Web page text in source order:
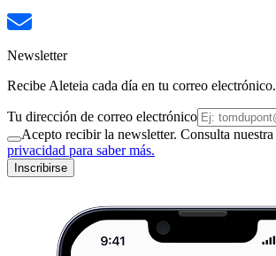
Newsletter
Recibe Aleteia cada día en tu correo electrónico.
Tu dirección de correo electrónico
Acepto recibir la newsletter. Consulta nuestra
privacidad para saber más.
Inscribirse